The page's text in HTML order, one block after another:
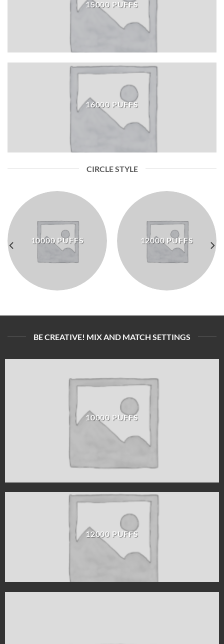
15000 PUFFS
16000 PUFFS
CIRCLE STYLE
10000 PUFFS 12000 PUFFS
BE CREATIVE! MIX AND MATCH SETTINGS
10000 PUFFS
12000 PUFFS